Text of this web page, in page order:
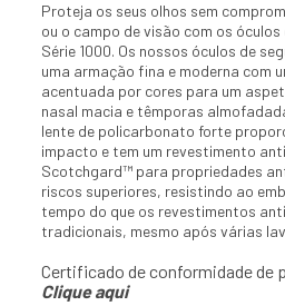
Proteja os seus olhos sem
ou o campo de visão com os
Série 1000. Os nossos óculos de
uma armação fina e moderna com
acentuada por cores para um
nasal macia e têmporas
lente de policarbonato forte
impacto e tem um revestimento
Scotchgard™ para propriedades
riscos superiores, resistindo ao
tempo do que os revestimentos
tradicionais, mesmo após várias
Certificado de conformidade de
Clique aqui